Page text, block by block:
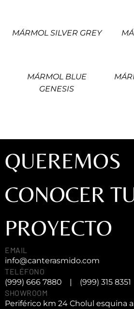
MÁRMOL SILVER GREY
MÁRMOL BLUE
GENESIS
QUEREMOS
CONOCER
PROYECTO
EMAIL
info@canterasmido.com
TELÉFONO
(999) 666 7880
|
(999) 315 8351
SHOWROOM
Periférico km 24 Cholul esquina